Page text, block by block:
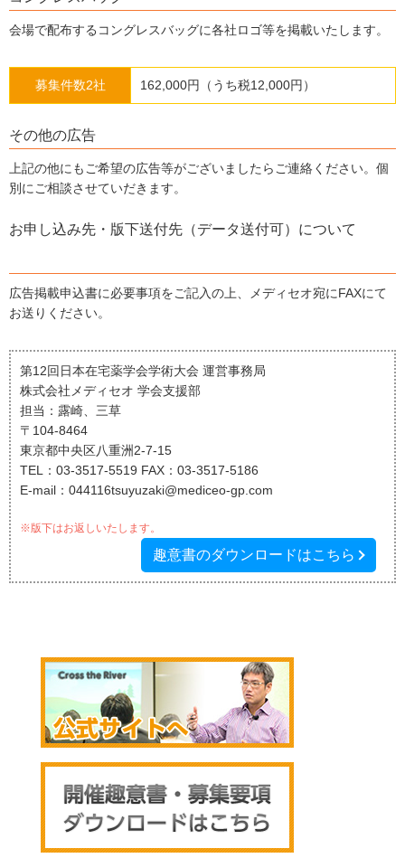
会場で配布するコングレスバッグに各社ロゴ等を掲載いたします。
募集件数2社 162,000円（うち税12,000円）
その他の広告
上記の他にもご希望の広告等がございましたらご連絡ください。個
別にご相談させていだきます。
お申し込み先・版下送付先（データ送付可）について
広告掲載申込書に必要事項をご記入の上、メディセオ宛にFAXにて
お送りください。
第12回日本在宅薬学会学術大会 運営事務局
株式会社メディセオ 学会支援部
担当：露崎、三草
〒104-8464
東京都中央区八重洲2-7-15
TEL：03-3517-5519 FAX：03-3517-5186
E-mail：044116tsuyuzaki@mediceo-gp.com
※版下はお返しいたします。
趣意書のダウンロードはこちら